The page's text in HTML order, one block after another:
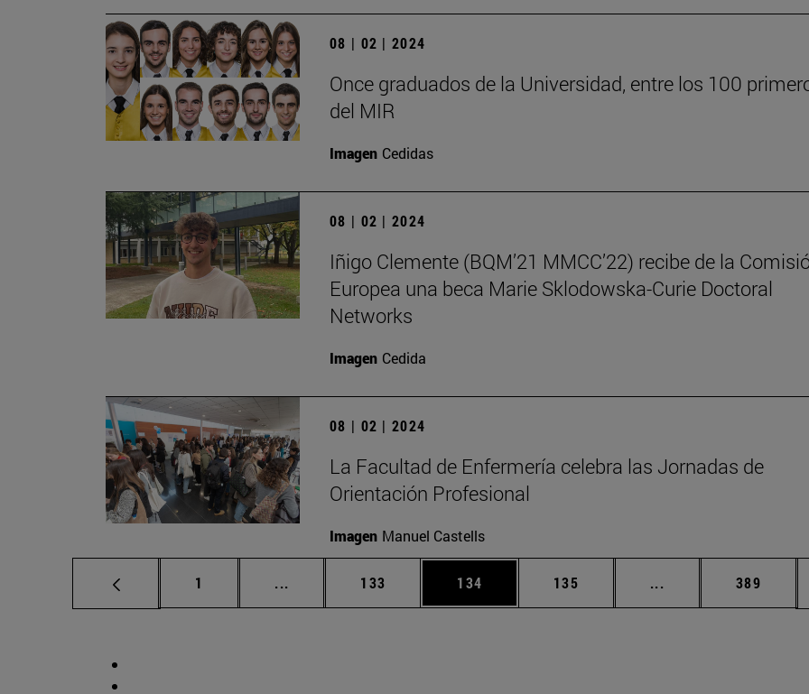
08 | 02 | 2024
Once graduados de la Universidad, entre los 100
del MIR
Imagen Cedidas
08 | 02 | 2024
Iñigo Clemente (BQM’21 MMCC’22) recibe de la
Europea una beca Marie Sklodowska-Curie Doctoral
Networks
Imagen Cedida
08 | 02 | 2024
La Facultad de Enfermería celebra las Jornadas de
Orientación Profesional
Imagen Manuel Castells
Página
1 ... Páginas intermedias Use TAB para desplazarse.
Página
133 Página
134 Página
135 ... Páginas Página
389